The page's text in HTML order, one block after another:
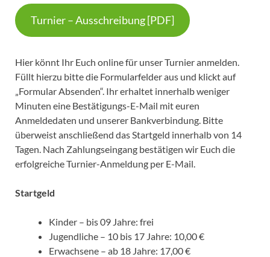
Turnier – Ausschreibung [PDF]
Hier könnt Ihr Euch online für unser Turnier anmelden.
Füllt hierzu bitte die Formularfelder aus und klickt auf
„Formular Absenden“. Ihr erhaltet innerhalb weniger
Minuten eine Bestätigungs-E-Mail mit euren
Anmeldedaten und unserer Bankverbindung. Bitte
überweist anschließend das Startgeld innerhalb von 14
Tagen. Nach Zahlungseingang bestätigen wir Euch die
erfolgreiche Turnier-Anmeldung per E-Mail.
Startgeld
Kinder – bis 09 Jahre: frei
Jugendliche – 10 bis 17 Jahre: 10,00 €
Erwachsene – ab 18 Jahre: 17,00 €